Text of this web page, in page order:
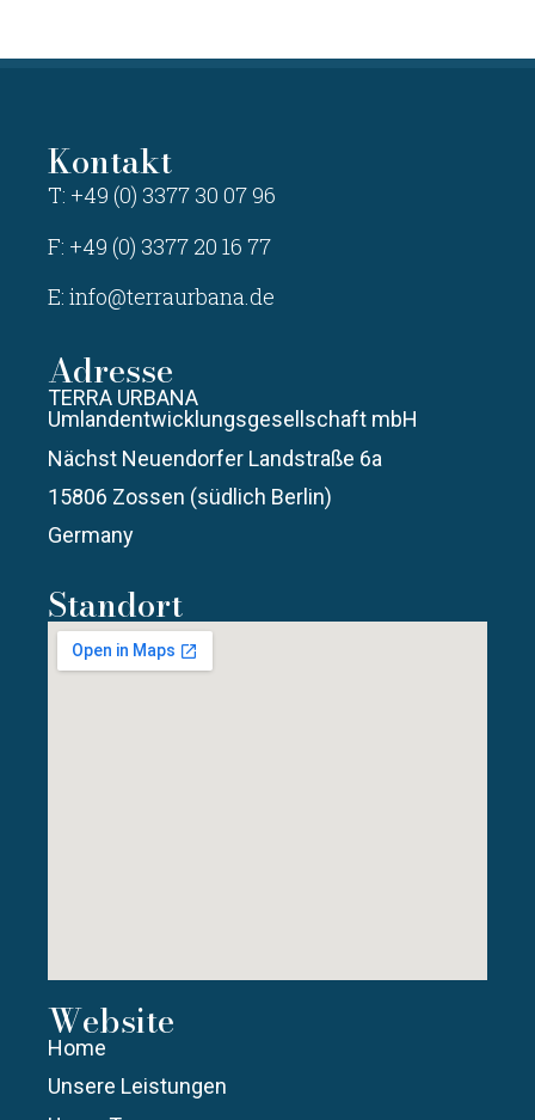
Kontakt
T: +49 (0) 3377 30 07 96
F: +49 (0) 3377 20 16 77
E: info@terraurbana.de
Adresse
TERRA URBANA
Umlandentwicklungsgesellschaft mbH
Nächst Neuendorfer Landstraße 6a
15806 Zossen (südlich Berlin)
Germany
Standort
Website
Home
Unsere Leistungen